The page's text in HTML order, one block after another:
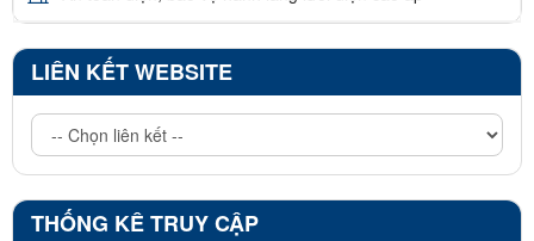
LIÊN KẾT WEBSITE
THỐNG KÊ TRUY CẬP